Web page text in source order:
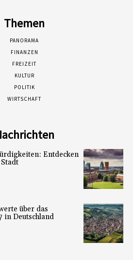
Themen
PANORAMA
FINANZEN
FREIZEIT
KULTUR
POLITIK
WIRTSCHAFT
Entdecken
über das
in Deutschland